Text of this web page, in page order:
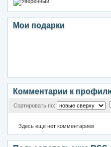
Мои подарки
Комментарии к
Сортировать по:
Здесь еще нет комментариев